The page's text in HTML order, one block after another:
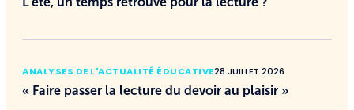
ANALYSES DE L'ACTUALITÉ ÉDUCATIVE28 JUILLET 2026
« Faire passer la lecture du devoir au plaisir »